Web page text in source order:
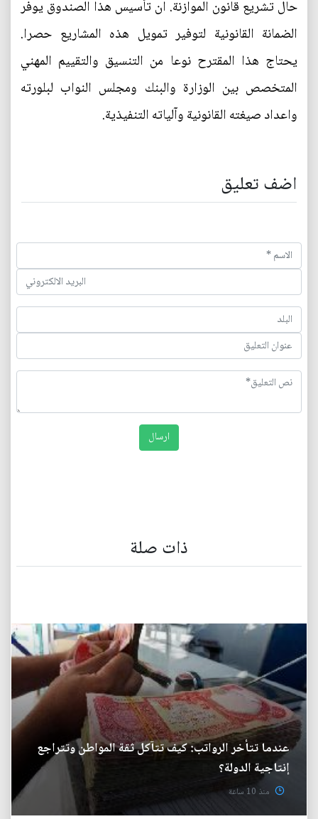
حال تشريع قانون الموازنة. ان تأسيس هذا الصندوق يوفر
الضمانة القانونية لتوفير تمويل هذه المشاريع حصرا.
يحتاج هذا المقترح نوعا من التنسيق والتقييم المهني
المتخصص بين الوزارة والبنك ومجلس النواب لبلورته
واعداد صيغته القانونية وآلياته التنفيذية.
اضف تعليق
ذات صلة
عندما تتأخر الرواتب: كيف تتآكل ثقة المواطن وتتراجع
إنتاجية الدولة؟
منذ 10 ساعة